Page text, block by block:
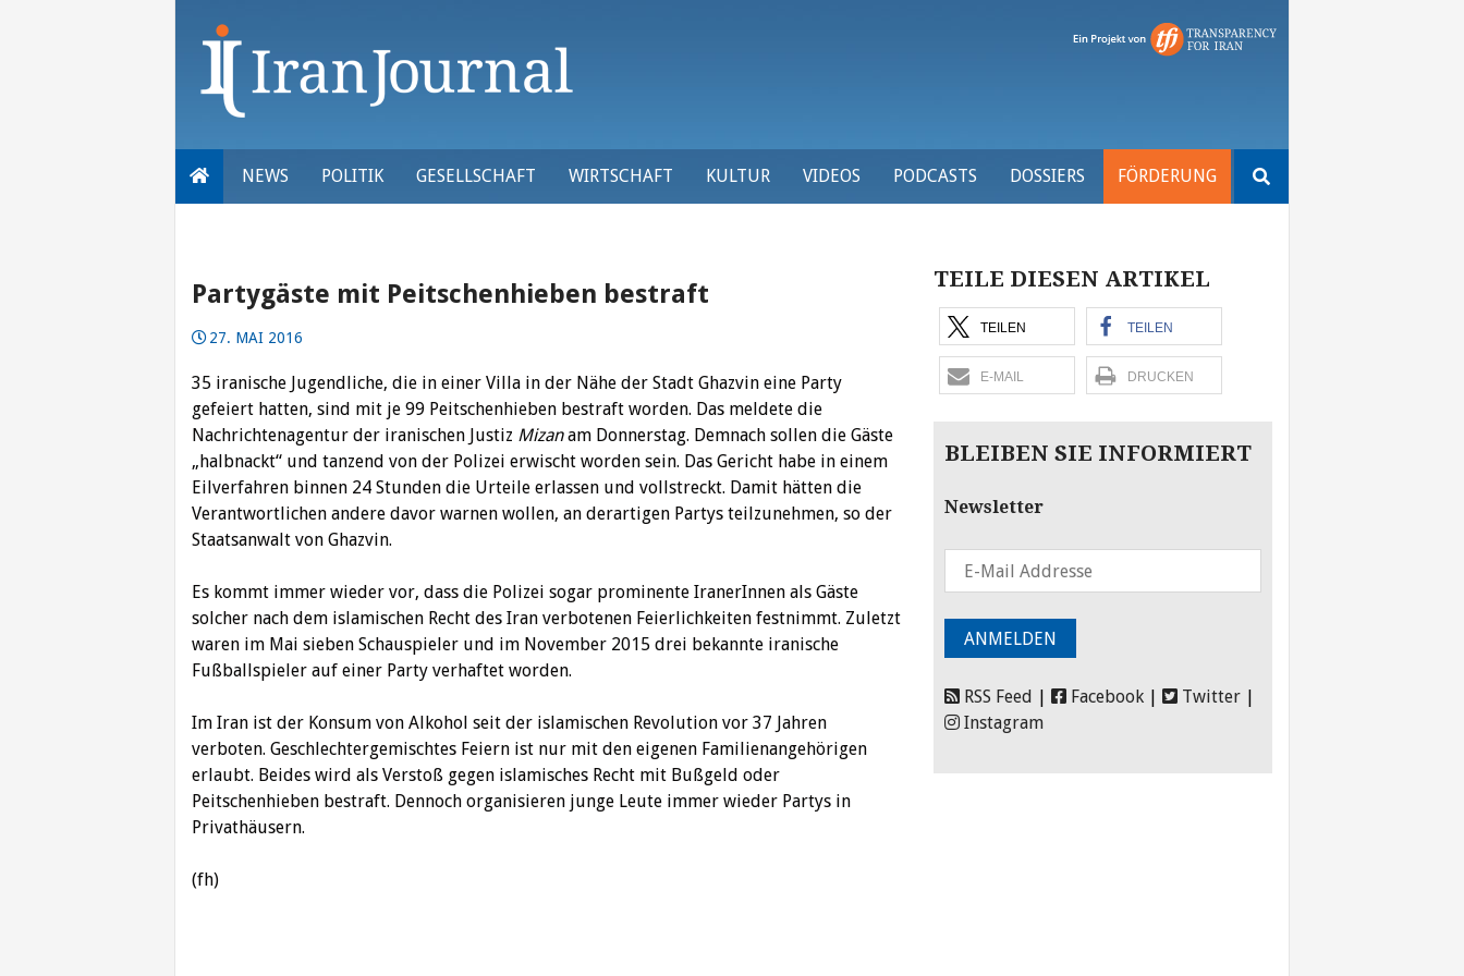
NEWS POLITIK GESELLSCHAFT WIRTSCHAFT KULTUR VIDEOS PODCASTS DOSSIERS FÖRDERUNG
nach:
Partygäste mit Peitschenhieben bestraft
27. MAI 2016
35 iranische Jugendliche, die in einer Villa in der Nähe der Stadt Ghazvin eine Party
gefeiert hatten, sind mit je 99 Peitschenhieben bestraft worden. Das meldete die
Nachrichtenagentur der iranischen Justiz Mizanam Donnerstag. Demnach sollen die Gäste
„halbnackt“ und tanzend von der Polizei erwischt worden sein. Das Gericht habe in einem
Eilverfahren binnen 24 Stunden die Urteile erlassen und vollstreckt. Damit hätten die
Verantwortlichen andere davor warnen wollen, an derartigen Partys teilzunehmen, so der
Staatsanwalt von Ghazvin.
Es kommt immer wieder vor, dass die Polizei sogar prominente IranerInnen als Gäste
solcher nach dem islamischen Recht des Iran verbotenen Feierlichkeiten festnimmt. Zuletzt
waren im Mai sieben Schauspieler und im November 2015 drei bekannte iranische
Fußballspieler auf einer Party verhaftet worden.
Im Iran ist der Konsum von Alkohol seit der islamischen Revolution vor 37 Jahren
verboten. Geschlechtergemischtes Feiern ist nur mit den eigenen Familienangehörigen
erlaubt. Beides wird als Verstoß gegen islamisches Recht mit Bußgeld oder
Peitschenhieben bestraft. Dennoch organisieren junge Leute immer wieder Partys in
Privathäusern.
(fh)
TEILE DIESEN ARTIKEL
TEILEN TEILEN
E-MAIL DRUCKEN
BLEIBEN SIE INFORMIERT
Newsletter
RSS Feed Facebook Twitter
Instagram